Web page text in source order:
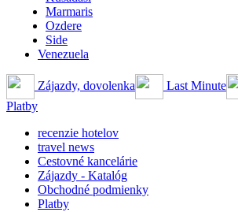
Marmaris
Ozdere
Side
Venezuela
Zájazdy, dovolenka Last Minute
Platby
recenzie hotelov
travel news
Cestovné kancelárie
Zájazdy - Katalóg
Obchodné podmienky
Platby